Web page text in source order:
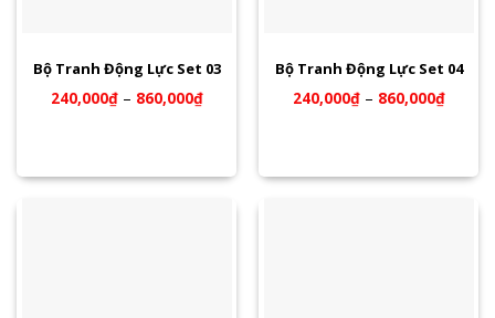
Bộ Tranh Động Lực Set 03
240,000₫– 860,000₫
Bộ Tranh Động Lực Set 04
240,000₫– 860,000₫